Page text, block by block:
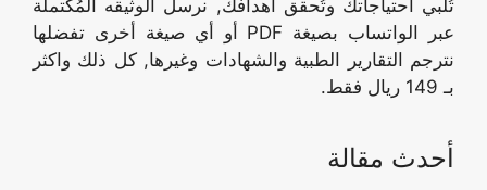
تُلبي احتياجاتك وتُحقق أهدافك, نرسل الوثيقه المُكتملة
عبر الواتساب بصيغة PDF أو أي صيغة أخرى تفضلها
نترجم التقارير الطبية والشهادات وغيرها, كل ذلك واكثر
بـ 149 ريال فقط.
أحدث مقالة